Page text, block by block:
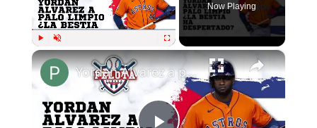
Play Unmute Fullscreen
Now Playing
×
Yordan Álvarez a palo limpio ¿Despertó la bestia?